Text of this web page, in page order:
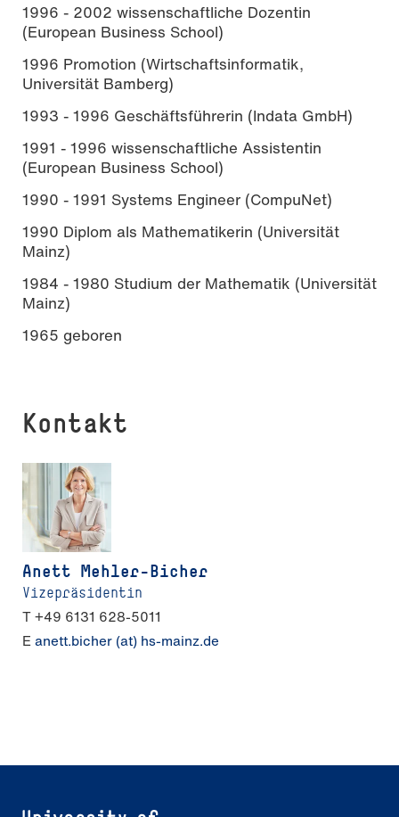
1996 - 2002 wissenschaftliche Dozentin
(European Business School)
1996 Promotion (Wirtschaftsinformatik,
Universität Bamberg)
1993 - 1996 Geschäftsführerin (Indata GmbH)
1991 - 1996 wissenschaftliche Assistentin
(European Business School)
1990 - 1991 Systems Engineer (CompuNet)
1990 Diplom als Mathematikerin (Universität
Mainz)
1984 - 1980 Studium der Mathematik (Universität
Mainz)
1965 geboren
Kontakt
Anett Mehler-Bicher
Vizepräsidentin
T +49 6131 628-5011
Eanett.bicher (at) hs-mainz.de